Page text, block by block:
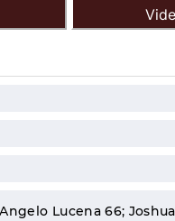
Lucena 66;